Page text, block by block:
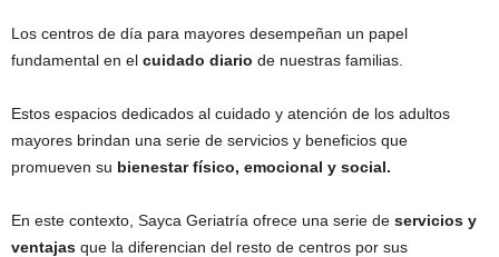
Los centros de día para mayores desempeñan un papel
fundamental en el cuidado diario de nuestras familias.
Estos espacios dedicados al cuidado y atención de los adultos
mayores brindan una serie de servicios y beneficios que
promueven su bienestar físico, emocional y social.
En este contexto, Sayca Geriatría ofrece una serie de servicios y
ventajas que la diferencian del resto de centros por sus